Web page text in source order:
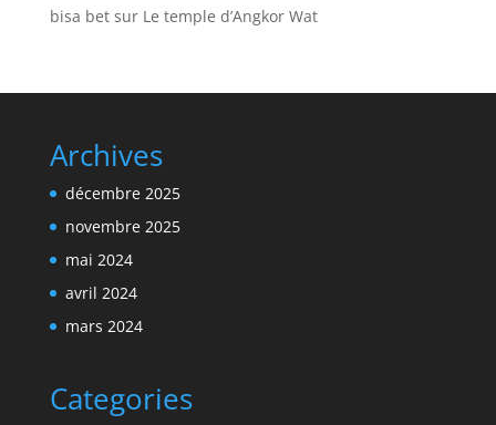
bisa betsur Le temple d’Angkor Wat
Archives
décembre 2025
novembre 2025
mai 2024
avril 2024
mars 2024
Categories